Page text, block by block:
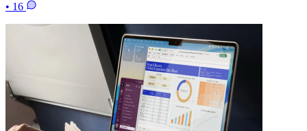
• 16